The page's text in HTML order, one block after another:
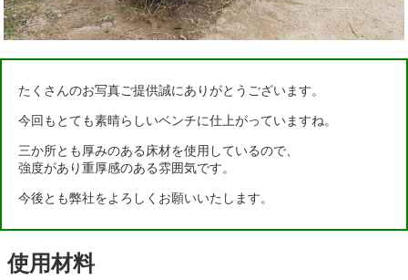
たくさんのお写真ご提供誠にありがとうございます。
今回もとても素晴らしいベンチに仕上がっていますね。
三か所とも厚みのある床材を使用しているので、
強度があり重厚感のある雰囲気です。
今後とも弊社をよろしくお願いいたします。
使用材料